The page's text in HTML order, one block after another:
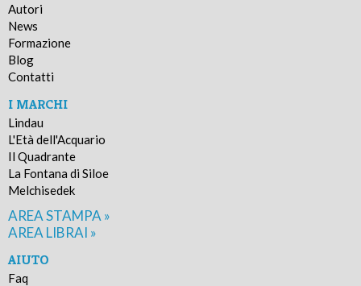
Autori
News
Formazione
Blog
Contatti
I MARCHI
Lindau
L'Età dell'Acquario
Il Quadrante
La Fontana di Siloe
Melchisedek
AREA STAMPA »
AREA LIBRAI »
AIUTO
Faq